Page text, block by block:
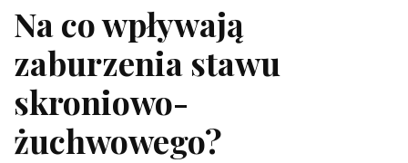
Na co wpływają
zaburzenia stawu
skroniowo-
żuchwowego?